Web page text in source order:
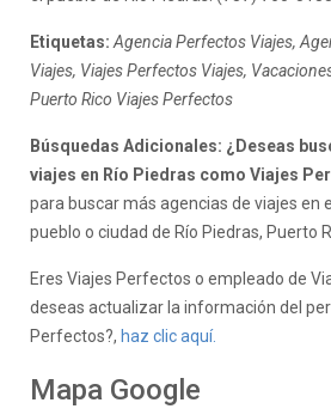
Etiquetas: Agencia Perfectos Viajes,
Viajes, Viajes Perfectos Viajes,
Puerto Rico Viajes Perfectos
Búsquedas Adicionales: ¿Deseas
viajes en Río Piedras como Viajes
para buscar más agencias de viajes en
pueblo o ciudad de Río Piedras, Puerto
Eres Viajes Perfectos o empleado de
deseas actualizar la información del
Perfectos?, haz clic aquí.
Mapa Google